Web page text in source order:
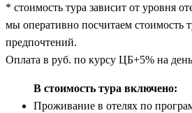
* стоимость тура зависит от уровня
мы оперативно посчитаем стоимость
предпочтений.
Оплата в руб. по курсу ЦБ+5% на
В стоимость тура включено:
Проживание в отелях по